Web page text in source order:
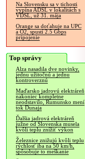
Na Slovensku sa v tichosti
vypína ADSL v lokalitách s
VDSL, už 31. mája
Orange sa doťahuje na UPC
a O2, spustí 2.5 Gbps
pripojenie
Top správy
Alza nasadila dve novinky,
jednu užitočnú a jednu
kontroverznú
Maďarsko jadrovú elektráreň
nakoniec kompletne
neodstavilo, Rumunsko mení
tok Dunaja
Ďalšia jadrová elektráreň
južne od Slovenska musela
kvôli teplu znížiť výkon
Železnice znižujú kvôli teplu
rýchlosť iba na 50 km/h,
spôsobuje to meškanie